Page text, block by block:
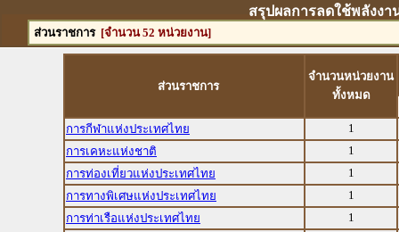
สรุปผลการลดใช้พลังงา
ส่วนราชการ [จำนวน 52 หน่วยงาน]
ส่วนราชการ
จำนวนหน่วยงาน
ทั้งหมด
การกีฬาแห่งประเทศไทย
1
การเคหะแห่งชาติ
1
การท่องเที่ยวแห่งประเทศไทย
1
การทางพิเศษแห่งประเทศไทย
1
การท่าเรือแห่งประเทศไทย
1